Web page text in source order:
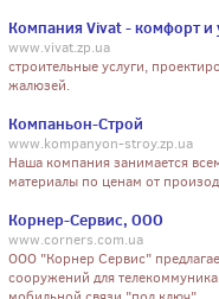
Компания Vivat - комфорт и
www.vivat.zp.ua
строительные услуги,
жалюзей.
Компаньон-Строй
www.kompanyon-stroy.zp.ua
Наша компания занимается
материалы по ценам от
Корнер-Сервис, ООО
www.corners.com.ua
ООО "Корнер Сервис"
сооружений для